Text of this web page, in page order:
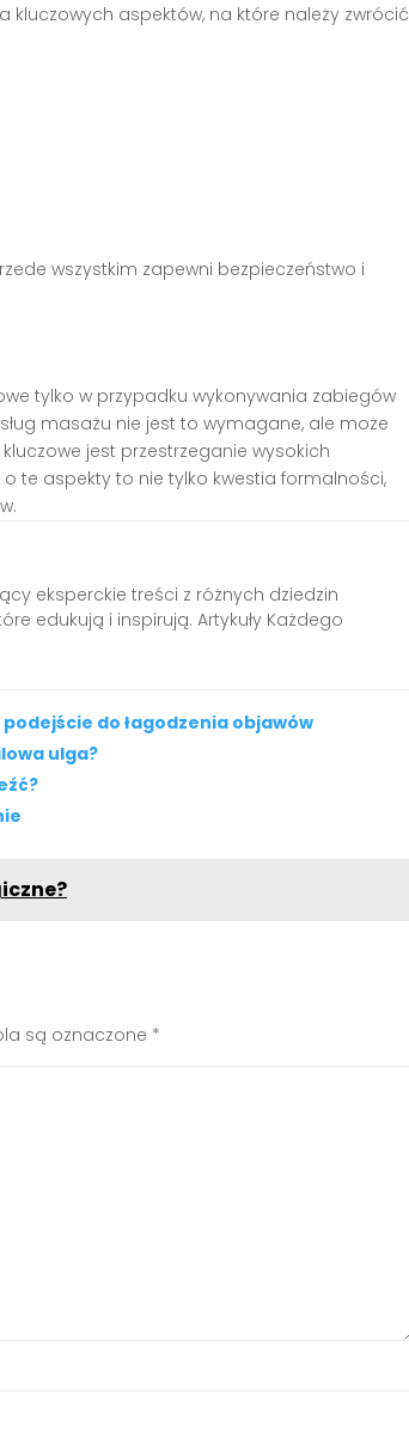
aspektów, na które należy zwrócić
wszystkim zapewni bezpieczeństwo i
tylko w przypadku wykonywania zabiegów
masażu nie jest to wymagane, ale może
jest przestrzeganie wysokich
te aspekty to nie tylko kwestia formalności,
eksperckie treści z różnych dziedzin
edukują i inspirują. Artykuły Każdego
do łagodzenia objawów
ulga?
są oznaczone *